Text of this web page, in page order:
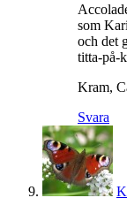
som
och det
titta-på-
Kram,
Svara